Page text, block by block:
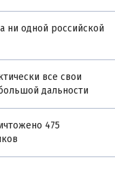
ни одной российской
все свои
дальности
475